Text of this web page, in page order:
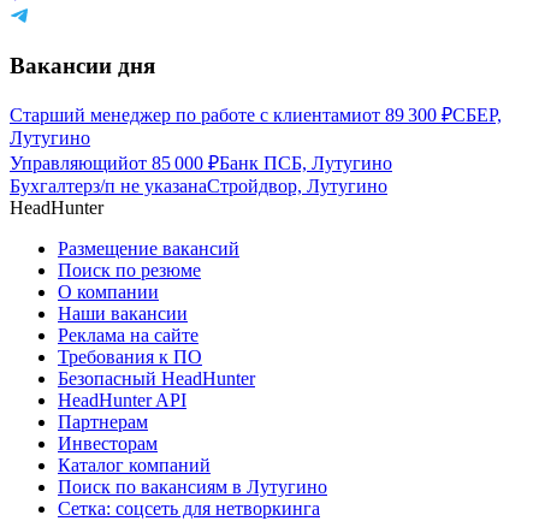
Вакансии дня
Старший менеджер по работе с клиентамиот 89 300 ₽СБЕР,
Лутугино
Управляющийот 85 000 ₽Банк ПСБ, Лутугино
Бухгалтерз/п не указанаСтройдвор, Лутугино
HeadHunter
Размещение вакансий
Поиск по резюме
О компании
Наши вакансии
Реклама на сайте
Требования к ПО
Безопасный HeadHunter
HeadHunter API
Партнерам
Инвесторам
Каталог компаний
Поиск по вакансиям в Лутугино
Сетка: соцсеть для нетворкинга